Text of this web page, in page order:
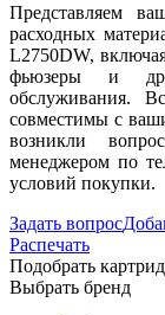
Представляем
расходных
L2750DW,
фьюзеры и
обслуживания.
совместимы с
возникли
менеджером по
условий покупки.
Задать вопрос
Распечать
Подобрать
Выбрать бренд